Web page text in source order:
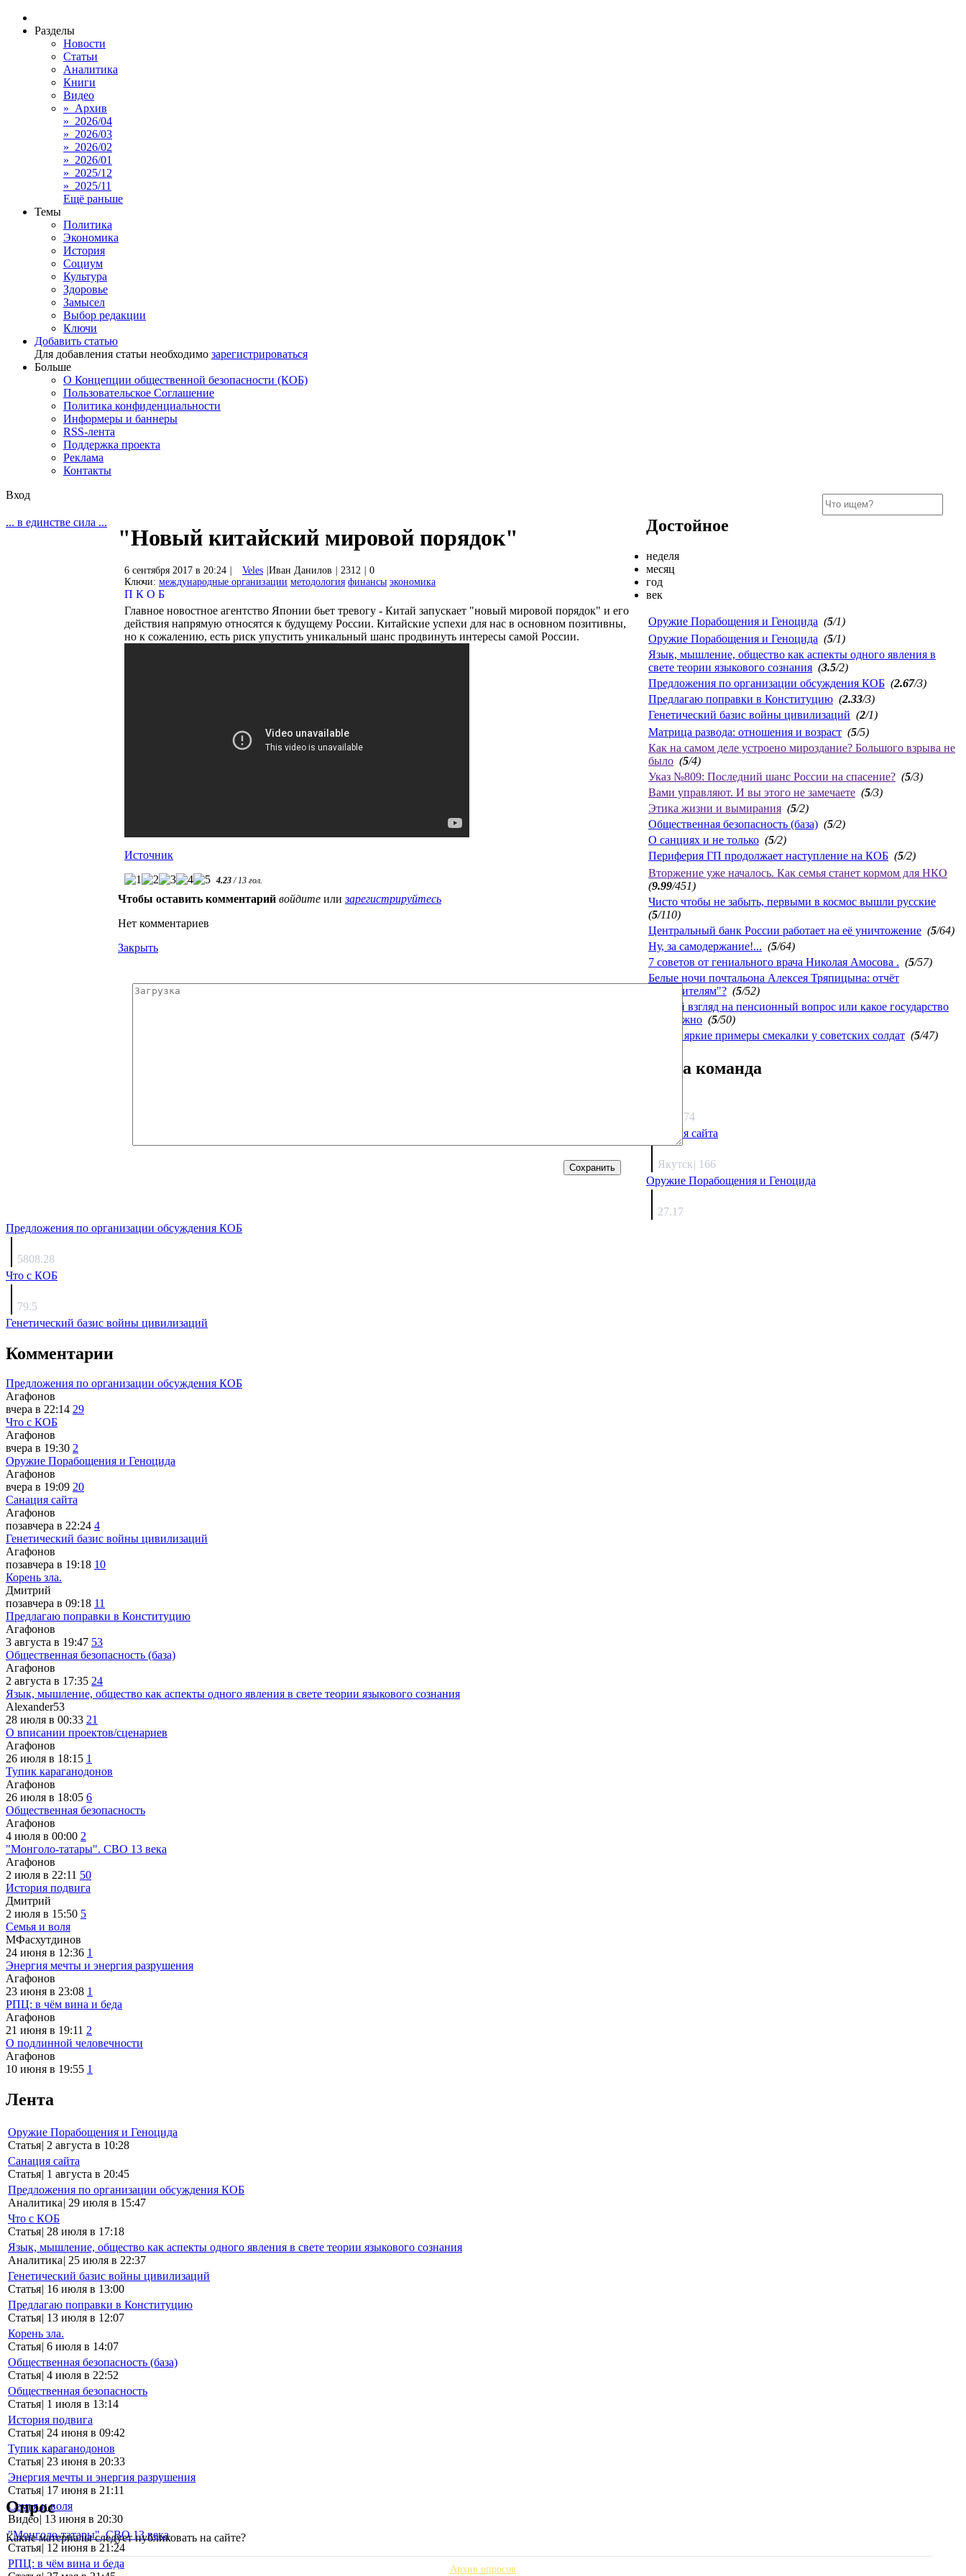
Разделы
Новости
Статьи
Аналитика
Книги
Видео
» Архив
» 2026/04
» 2026/03
» 2026/02
» 2026/01
» 2025/12
» 2025/11
Ещё раньше
Темы
Политика
Экономика
История
Социум
Культура
Здоровье
Замысел
Выбор редакции
Ключи
Добавить статью
Для добавления статьи необходимо зарегистрироваться
Больше
О Концепции общественной безопасности (КОБ)
Пользовательское Соглашение
Политика конфиденциальности
Информеры и баннеры
RSS-лента
Поддержка проекта
Реклама
Контакты
Вход
... в единстве сила ...
"Новый китайский мировой порядок"
6 сентября 2017 в 20:24 Veles Иван Данилов 2312
0
Ключи: международные организации методология финансы экономика
П К О Б
Главное новостное агентство Японии бьет тревогу - Китай запускает "новый мировой порядок" и его
действия напрямую относятся к будущему России. Китайские успехи для нас в основном позитивны,
но к сожалению, есть риск упустить уникальный шанс продвинуть интересы самой России.
Источник
4.23/13 гол.
Чтобы оставить комментарий войдите илизарегистрируйтесь
Нет комментариев
Закрыть
Достойное
неделя
месяц
год
век
Оружие Порабощения и Геноцида (5/1)
Оружие Порабощения и Геноцида (5/1)
Язык, мышление, общество как аспекты одного явления в
свете теории языкового сознания (3.5/2)
Предложения по организации обсуждения КОБ (2.67/3)
Предлагаю поправки в Конституцию (2.33/3)
Генетический базис войны цивилизаций (2/1)
Матрица развода: отношения и возраст (5/5)
Как на самом деле устроено мироздание? Большого взрыва не
было (5/4)
Указ №809: Последний шанс России на спасение? (5/3)
Вами управляют. И вы этого не замечаете (5/3)
Этика жизни и вымирания (5/2)
Общественная безопасность (база) (5/2)
О санциях и не только (5/2)
Периферия ГП продолжает наступление на КОБ (5/2)
Вторжение уже началось. Как семья станет кормом для НКО
(9.99/451)
Чисто чтобы не забыть, первыми в космос вышли русские
(5/110)
Центральный банк России работает на её уничтожение (5/64)
Ну, за самодержание!... (5/64)
7 советов от гениального врача Николая Амосова . (5/57)
Белые ночи почтальона Алексея Тряпицына: отчёт
"победителям"? (5/52)
Другой взгляд на пенсионный вопрос или какое государство
нам нужно (5/50)
Самые яркие примеры смекалки у советских солдат (5/47)
Наша команда
1333.74
Санация сайта
Каиргали
Якутск| 166
Оружие Порабощения и Геноцида
27.17
Предложения по организации обсуждения КОБ
5808.28
Что с КОБ
79.5
Генетический базис войны цивилизаций
Комментарии
Предложения по организации обсуждения КОБ
Агафонов
вчера в 22:14 29
Что с КОБ
Агафонов
вчера в 19:30 2
Оружие Порабощения и Геноцида
Агафонов
вчера в 19:09 20
Санация сайта
Агафонов
позавчера в 22:24 4
Генетический базис войны цивилизаций
Агафонов
позавчера в 19:18 10
Корень зла.
Дмитрий
позавчера в 09:18 11
Предлагаю поправки в Конституцию
Агафонов
3 августа в 19:47 53
Общественная безопасность (база)
Агафонов
2 августа в 17:35 24
Язык, мышление, общество как аспекты одного явления в свете теории языкового сознания
Alexander53
28 июля в 00:33 21
О вписании проектов/сценариев
Агафонов
26 июля в 18:15 1
Тупик караганодонов
Агафонов
26 июля в 18:05 6
Общественная безопасность
Агафонов
4 июля в 00:00 2
"Монголо-татары". СВО 13 века
Агафонов
2 июля в 22:11 50
История подвига
Дмитрий
2 июля в 15:50 5
Семья и воля
МФасхутдинов
24 июня в 12:36 1
Энергия мечты и энергия разрушения
Агафонов
23 июня в 23:08 1
РПЦ: в чём вина и беда
Агафонов
21 июня в 19:11 2
О подлинной человечности
Агафонов
10 июня в 19:55 1
Лента
Оружие Порабощения и Геноцида
Статья| 2 августа в 10:28
Санация сайта
Статья| 1 августа в 20:45
Предложения по организации обсуждения КОБ
Аналитика| 29 июля в 15:47
Что с КОБ
Статья| 28 июля в 17:18
Язык, мышление, общество как аспекты одного явления в свете теории языкового сознания
Аналитика| 25 июля в 22:37
Генетический базис войны цивилизаций
Статья| 16 июля в 13:00
Предлагаю поправки в Конституцию
Статья| 13 июля в 12:07
Корень зла.
Статья| 6 июля в 14:07
Общественная безопасность (база)
Статья| 4 июля в 22:52
Общественная безопасность
Статья| 1 июля в 13:14
История подвига
Статья| 24 июня в 09:42
Тупик караганодонов
Статья| 23 июня в 20:33
Энергия мечты и энергия разрушения
Статья| 17 июня в 21:11
Семья и воля
Видео| 13 июня в 20:30
"Монголо-татары". СВО 13 века
Статья| 12 июня в 21:24
РПЦ: в чём вина и беда
Опрос
Какие материалы следует публиковать на сайте?
Архив опросов